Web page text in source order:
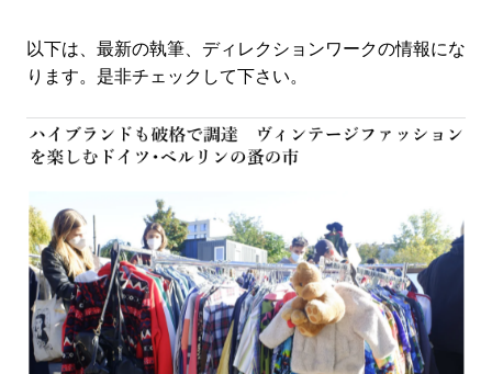
以下は、最新の執筆、ディレクションワークの情報にな
ります。是非チェックして下さい。